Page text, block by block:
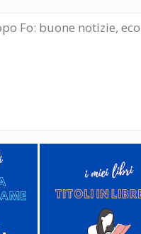
Fo: buone notizie,